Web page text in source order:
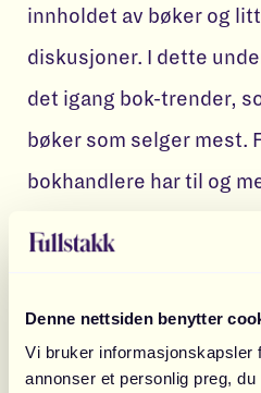
Denne nettsiden benytter
Vi bruker informasjonskapsler
annonser et personlig preg,
innholdet av bøker og
diskusjoner. I dette
det igang bok-trender,
bøker som selger mest.
bokhandlere har til og
#Booktok som en egen
iskaffen. #icedcoffee har